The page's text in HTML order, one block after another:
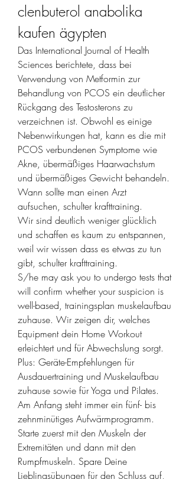
clenbuterol anabolika
kaufen ägypten
Das International Journal of Health
Sciences berichtete, dass bei
Verwendung von Metformin zur
Behandlung von PCOS ein deutlicher
Rückgang des Testosterons zu
verzeichnen ist. Obwohl es einige
Nebenwirkungen hat, kann es die mit
PCOS verbundenen Symptome wie
Akne, übermäßiges Haarwachstum
und übermäßiges Gewicht behandeln.
Wann sollte man einen Arzt
aufsuchen, schulter krafttraining.
Wir sind deutlich weniger glücklich
und schaffen es kaum zu entspannen,
weil wir wissen dass es etwas zu tun
gibt, schulter krafttraining.
S/he may ask you to undergo tests that
will confirm whether your suspicion is
well-based, trainingsplan muskelaufbau
zuhause. Wir zeigen dir, welches
Equipment dein Home Workout
erleichtert und für Abwechslung sorgt.
Plus: Geräte-Empfehlungen für
Ausdauertraining und Muskelaufbau
zuhause sowie für Yoga und Pilates.
Am Anfang steht immer ein fünf- bis
zehnminütiges Aufwärmprogramm.
Starte zuerst mit den Muskeln der
Extremitäten und dann mit den
Rumpfmuskeln. Spare Deine
Lieblingsübungen für den Schluss auf,